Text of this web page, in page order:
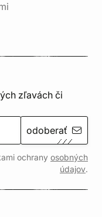
zľavách či
odoberať
ochrany osobných
údajov.